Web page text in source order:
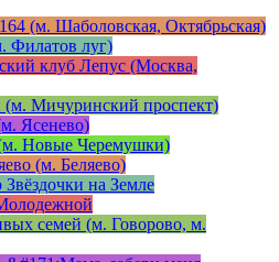
(м. Шаболовская, Октябрьская)
Филатов луг)
клуб Лепус (Москва,
Мичуринский проспект)
Ясенево)
Новые Черемушки)
(м. Беляево)
на Земле
семей (м. Говорово, м.